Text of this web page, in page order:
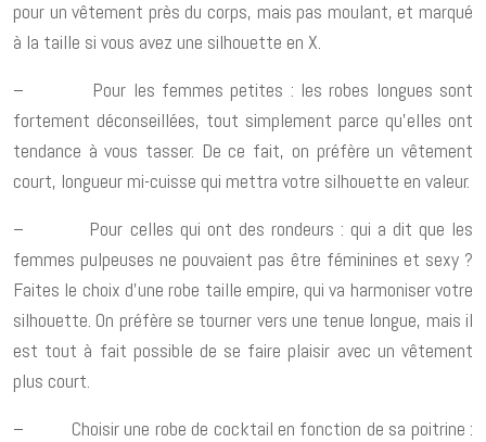
pour un vêtement près du corps, mais pas moulant, et marqué
à la taille si vous avez une silhouette en X.
– Pour les femmes petites : les robes longues sont
fortement déconseillées, tout simplement parce qu’elles ont
tendance à vous tasser. De ce fait, on préfère un vêtement
court, longueur mi-cuisse qui mettra votre silhouette en valeur.
– Pour celles qui ont des rondeurs : qui a dit que les
femmes pulpeuses ne pouvaient pas être féminines et sexy ?
Faites le choix d’une robe taille empire, qui va harmoniser votre
silhouette. On préfère se tourner vers une tenue longue, mais il
est tout à fait possible de se faire plaisir avec un vêtement
plus court.
– Choisir une robe de cocktail en fonction de sa poitrine :